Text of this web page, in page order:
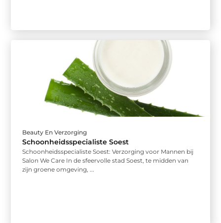
Beauty En Verzorging
Schoonheidsspecialiste Soest
Schoonheidsspecialiste Soest: Verzorging voor Mannen bij
Salon We Care In de sfeervolle stad Soest, te midden van
zijn groene omgeving, ...